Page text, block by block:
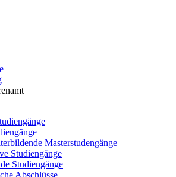
Masterstudengänge
Studiengänge
Studiengänge